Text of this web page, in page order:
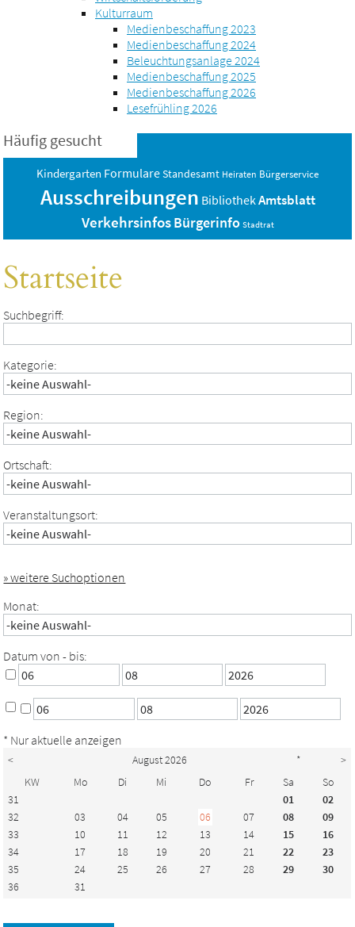
Kulturraum
Medienbeschaffung 2023
Medienbeschaffung 2024
Beleuchtungsanlage 2024
Medienbeschaffung 2025
Medienbeschaffung 2026
Lesefrühling 2026
Häufig gesucht
Kindergarten FormulareStandesamt Heiraten Bürgerservice
Ausschreibungen BibliothekAmtsblatt
VerkehrsinfosBürgerinfo Stadtrat
Startseite
Suchbegriff:
Kategorie:
Region:
Ortschaft:
Veranstaltungsort:
» weitere Suchoptionen
Monat:
Datum von - bis:
* Nur aktuelle anzeigen
< August 2026 *
>
KW
Mo Di Mi Do Fr Sa
So
31
01
02
32
03 04 05 06 07 08
09
33
10 11 12 13 14 15
16
34
17 18 19 20 21 22
23
35
24 25 26 27 28 29
30
36
31